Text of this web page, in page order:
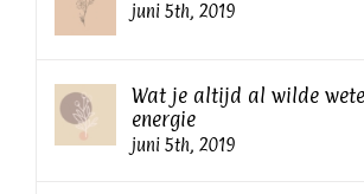
juni 5th, 2019
Wat je altijd al wilde
energie
juni 5th, 2019